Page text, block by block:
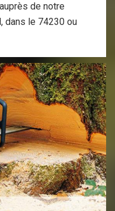
de notre
dans le 74230 ou